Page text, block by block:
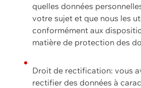
quelles données
votre sujet et que nous les
conformément aux
matière de protection des
Droit de rectification: vous
rectifier des données à